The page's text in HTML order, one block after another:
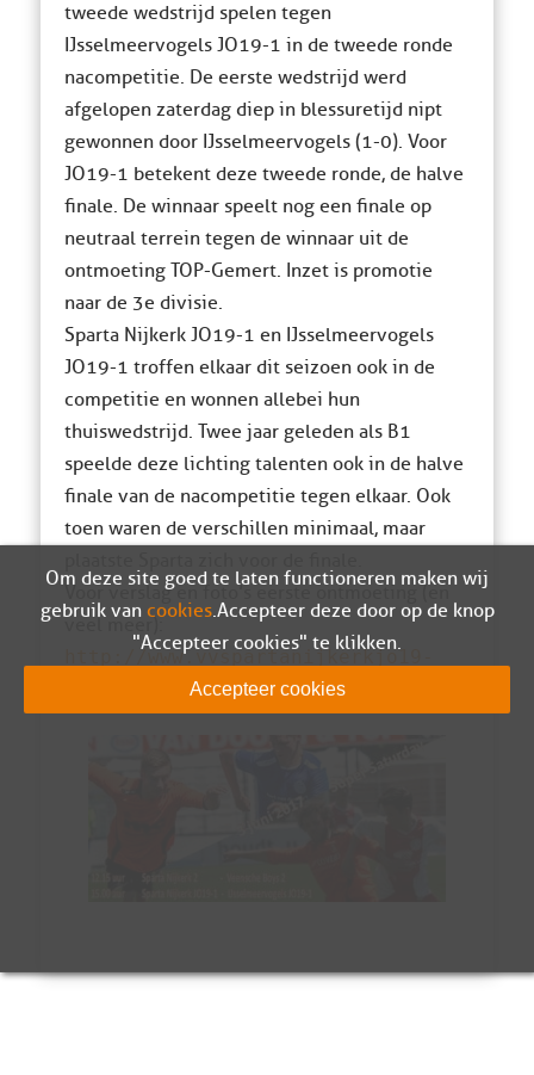
tweede wedstrijd spelen tegen
IJsselmeervogels JO19-1 in de tweede ronde
nacompetitie. De eerste wedstrijd werd
afgelopen zaterdag diep in blessuretijd nipt
gewonnen door IJsselmeervogels (1-0). Voor
JO19-1 betekent deze tweede ronde, de halve
finale. De winnaar speelt nog een finale op
neutraal terrein tegen de winnaar uit de
ontmoeting TOP-Gemert. Inzet is promotie
naar de 3e divisie.
Sparta Nijkerk JO19-1 en IJsselmeervogels
JO19-1 troffen elkaar dit seizoen ook in de
competitie en wonnen allebei hun
thuiswedstrijd. Twee jaar geleden als B1
speelde deze lichting talenten ook in de halve
finale van de nacompetitie tegen elkaar. Ook
toen waren de verschillen minimaal, maar
Voor verslag en foto’s eerste ontmoeting (en
http://www.vvspartanijkerkjo19-
Om deze site goed te laten functioneren maken wij
gebruik van cookies. Accepteer deze door op de knop
"Accepteer cookies" te klikken.
Accepteer cookies